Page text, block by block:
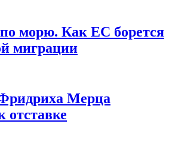
морю. Как ЕС борется
миграции
Мерца
отставке